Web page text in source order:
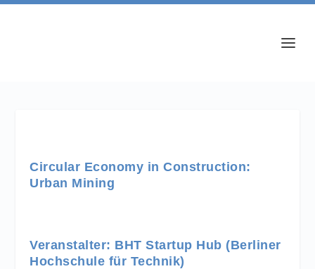
Circular Economy in Construction:
Urban Mining
Veranstalter: BHT Startup Hub (Berliner
Hochschule für Technik)